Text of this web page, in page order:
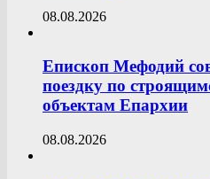
08.08.2026
Епископ Мефодий
поездку по
объектам Епархии
08.08.2026